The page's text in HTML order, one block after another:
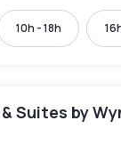
10h - 18h
Suites by